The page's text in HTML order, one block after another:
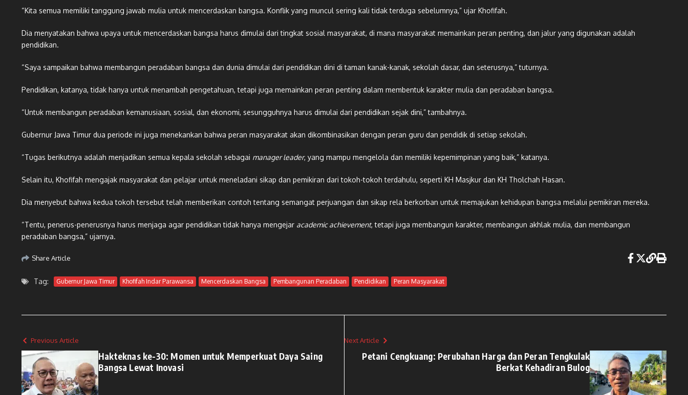
“Kita semua memiliki tanggung jawab mulia untuk mencerdaskan bangsa. Konflik yang muncul sering kali tidak terduga sebelumnya,” ujar Khofifah.
Dia menyatakan bahwa upaya untuk mencerdaskan bangsa harus dimulai dari tingkat sosial masyarakat, di mana masyarakat memainkan peran penting, dan jalur yang digunakan adalah
pendidikan.
“Saya sampaikan bahwa membangun peradaban bangsa dan dunia dimulai dari pendidikan dini di taman kanak-kanak, sekolah dasar, dan seterusnya,” tuturnya.
Pendidikan, katanya, tidak hanya untuk menambah pengetahuan, tetapi juga memainkan peran penting dalam membentuk karakter mulia dan peradaban bangsa.
“Untuk membangun peradaban kemanusiaan, sosial, dan ekonomi, sesungguhnya harus dimulai dari pendidikan sejak dini,” tambahnya.
Gubernur Jawa Timur dua periode ini juga menekankan bahwa peran masyarakat akan dikombinasikan dengan peran guru dan pendidik di setiap sekolah.
“Tugas berikutnya adalah menjadikan semua kepala sekolah sebagai manager leader, yang mampu mengelola dan memiliki kepemimpinan yang baik,” katanya.
Selain itu, Khofifah mengajak masyarakat dan pelajar untuk meneladani sikap dan pemikiran dari tokoh-tokoh terdahulu, seperti KH Masjkur dan KH Tholchah Hasan.
Dia menyebut bahwa kedua tokoh tersebut telah memberikan contoh tentang semangat perjuangan dan sikap rela berkorban untuk memajukan kehidupan bangsa melalui pemikiran mereka.
“Tentu, penerus-penerusnya harus menjaga agar pendidikan tidak hanya mengejar academic achievement, tetapi juga membangun karakter, membangun akhlak mulia, dan membangun
peradaban bangsa,” ujarnya.
Share Article
Tag: Gubernur Jawa Timur Khofifah Indar Parawansa Mencerdaskan Bangsa Pembangunan Peradaban Pendidikan Peran Masyarakat
Previous Article
Hakteknas ke-30: Momen untuk Memperkuat Daya Saing
Bangsa Lewat Inovasi
Next Article
Petani Cengkuang: Perubahan Harga dan Peran Tengkulak
Berkat Kehadiran Bulog